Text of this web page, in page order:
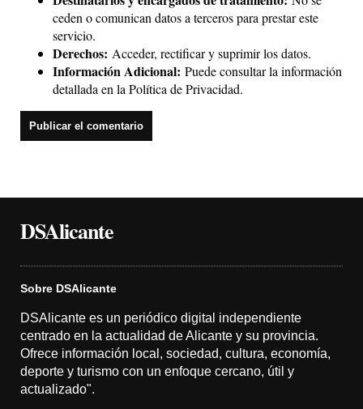
ceden o comunican datos a terceros para prestar este
servicio.
Derechos: Acceder, rectificar y suprimir los datos.
Información Adicional: Puede consultar la información
detallada en la Política de Privacidad.
DSAlicante
Sobre DSAlicante
DSAlicante es un periódico digital independiente
centrado en la actualidad de Alicante y su provincia.
Ofrece información local, sociedad, cultura, economía,
deporte y turismo con un enfoque cercano, útil y
actualizado".